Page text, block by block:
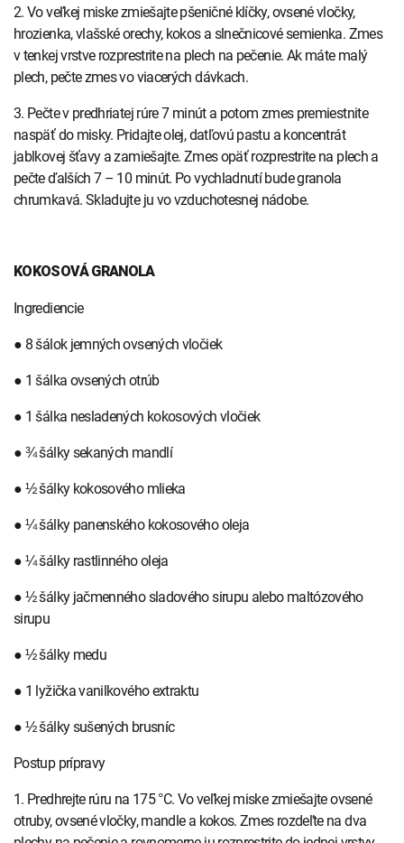
2. Vo veľkej miske zmiešajte pšeničné klíčky, ovsené vločky,
hrozienka, vlašské orechy, kokos a slnečnicové semienka. Zmes
v tenkej vrstve rozprestrite na plech na pečenie. Ak máte malý
plech, pečte zmes vo viacerých dávkach.
3. Pečte v predhriatej rúre 7 minút a potom zmes premiestnite
naspäť do misky. Pridajte olej, datľovú pastu a koncentrát
jablkovej šťavy a zamiešajte. Zmes opäť rozprestrite na plech a
pečte ďalších 7 – 10 minút. Po vychladnutí bude granola
chrumkavá. Skladujte ju vo vzduchotesnej nádobe.
KOKOSOVÁ GRANOLA
Ingrediencie
● 8 šálok jemných ovsených vločiek
● 1 šálka ovsených otrúb
● 1 šálka nesladených kokosových vločiek
● ¾ šálky sekaných mandlí
● ½ šálky kokosového mlieka
● ¼ šálky panenského kokosového oleja
● ¼ šálky rastlinného oleja
● ½ šálky jačmenného sladového sirupu alebo maltózového
sirupu
● ½ šálky medu
● 1 lyžička vanilkového extraktu
● ½ šálky sušených brusníc
Postup prípravy
1. Predhrejte rúru na 175 °C. Vo veľkej miske zmiešajte ovsené
otruby, ovsené vločky, mandle a kokos. Zmes rozdeľte na dva